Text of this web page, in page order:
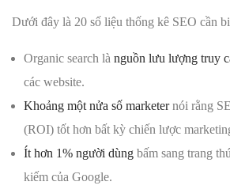
Dưới đây là 20 số liệu thống kê SEO cần
Organic search là nguồn lưu lượng truy
các website.
Khoảng một nửa số marketernói rằng
(ROI) tốt hơn bất kỳ chiến lược
Ít hơn 1% người dùng bấm sang trang
kiếm của Google.